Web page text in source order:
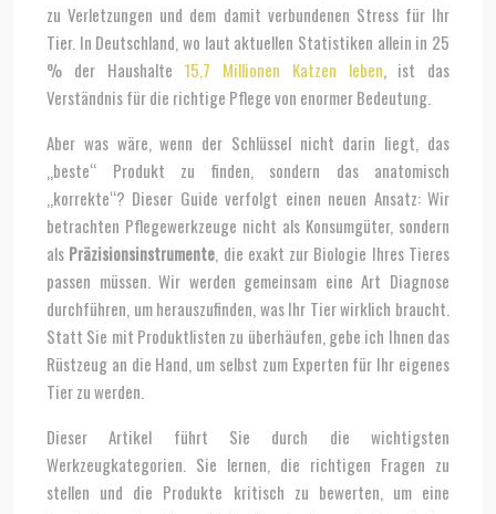
zu Verletzungen und dem damit verbundenen Stress für Ihr
Tier. In Deutschland, wo laut aktuellen Statistiken allein in 25
% der Haushalte 15,7 Millionen Katzen leben , ist das
Verständnis für die richtige Pflege von enormer Bedeutung.
Aber was wäre, wenn der Schlüssel nicht darin liegt, das
„beste“ Produkt zu finden, sondern das anatomisch
„korrekte“? Dieser Guide verfolgt einen neuen Ansatz: Wir
betrachten Pflegewerkzeuge nicht als Konsumgüter, sondern
als Präzisionsinstrumente , die exakt zur Biologie Ihres Tieres
passen müssen. Wir werden gemeinsam eine Art Diagnose
durchführen, um herauszufinden, was Ihr Tier wirklich braucht.
Statt Sie mit Produktlisten zu überhäufen, gebe ich Ihnen das
Rüstzeug an die Hand, um selbst zum Experten für Ihr eigenes
Tier zu werden.
Dieser Artikel führt Sie durch die wichtigsten
Werkzeugkategorien. Sie lernen, die richtigen Fragen zu
stellen und die Produkte kritisch zu bewerten, um eine